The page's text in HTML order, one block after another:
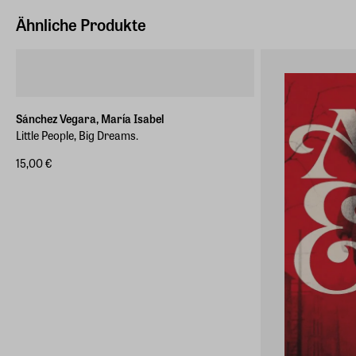
Ähnliche Produkte
Sánchez Vegara, María Isabel
Little People, Big Dreams.
15,00 €